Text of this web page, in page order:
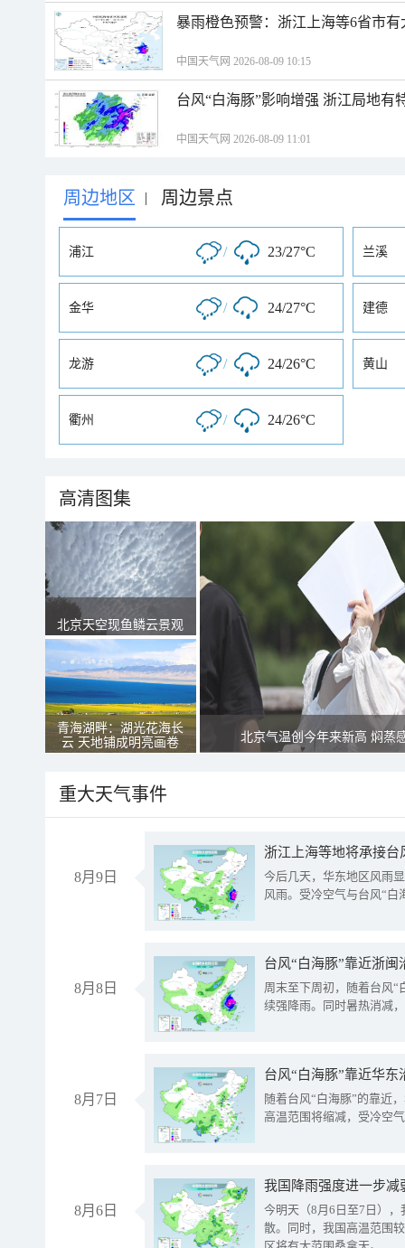
暴雨橙色预警：浙江上海等6省市
中国天气网 2026-08-09 10:15
台风“白海豚”影响增强 浙江局地有
中国天气网 2026-08-09 11:01
周边地区 | 周边景点
浦江 / 23/27°C 兰溪
金华 / 24/27°C 建德
龙游 / 24/26°C 黄山
衢州 / 24/26°C
高清图集
北京天空现鱼鳞云景观
青海湖畔：湖光花海长
云 天地铺成明亮画卷
北京气温创今年来新高 焖蒸
重大天气事件
8月9日
浙江上海等地将承接台
今后几天，华东地区风雨
风雨。受冷空气与台风“白
8月8日
台风“白海豚”靠近浙
周末至下周初，随着台风“
续强降雨。同时暑热消减
8月7日
台风“白海豚”靠近华
随着台风“白海豚”的靠近
高温范围将缩减，受冷空
8月6日
今明天（8月6日至7日）
散。同时，我国高温范围